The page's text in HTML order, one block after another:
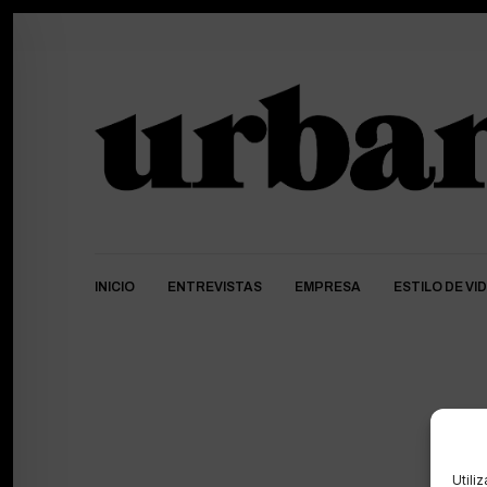
INICIO ENTREVISTAS EMPRESA ESTILO DE